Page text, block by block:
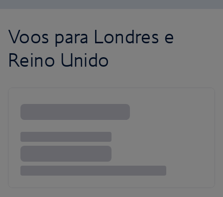
Voos para Londres e
Reino Unido